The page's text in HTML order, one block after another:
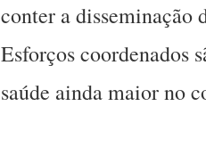
conter a disseminação
Esforços coordenados
saúde ainda maior no